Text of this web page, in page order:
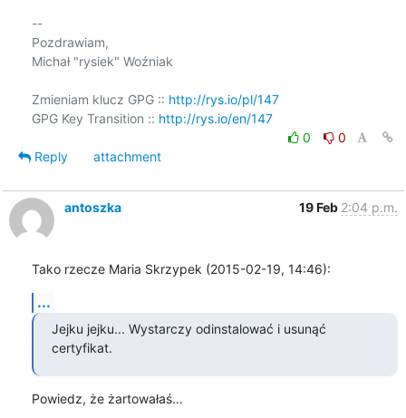
--
Pozdrawiam,
Michał "rysiek" Woźniak
Zmieniam klucz GPG :: http://rys.io/pl/147
GPG Key Transition :: http://rys.io/en/147
0
0
Reply
attachment
antoszka 19 Feb 2:04 p.m.
Tako rzecze Maria Skrzypek (2015-02-19, 14:46):
...
Jejku jejku... Wystarczy odinstalować i usunąć
certyfikat.
Powiedz, że żartowałaś…